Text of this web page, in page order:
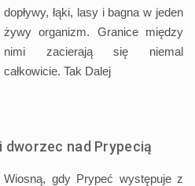
dopływy, łąki, lasy i bagna w jeden
żywy organizm. Granice między
nimi zacierają się niemal
całkowicie. Tak Dalej
dworzec nad Prypecią
Wiosną, gdy Prypeć występuje z